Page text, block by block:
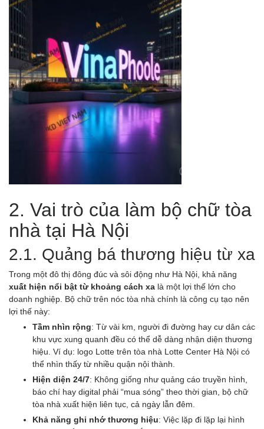
2. Vai trò của làm bộ chữ tòa
nhà tại Hà Nội
2.1. Quảng bá thương hiệu từ xa
Trong một đô thị đông đúc và sôi động như Hà Nội, khả năng
xuất hiện nổi bật từ khoảng cách xa là một lợi thế lớn cho
doanh nghiệp. Bộ chữ trên nóc tòa nhà chính là công cụ tạo nên
lợi thế này:
Tầm nhìn rộng: Từ vài km, người đi đường hay cư dân các
khu vực xung quanh đều có thể dễ dàng nhận diện thương
hiệu. Ví dụ: logo Lotte trên tòa nhà Lotte Center Hà Nội có
thể nhìn thấy từ nhiều quận nội thành.
Hiện diện 24/7: Không giống như quảng cáo truyền hình,
báo chí hay digital phải “mua sóng” theo thời gian, bộ chữ
tòa nhà xuất hiện liên tục, cả ngày lẫn đêm.
Khả năng ghi nhớ thương hiệu: Việc lặp đi lặp lại hình